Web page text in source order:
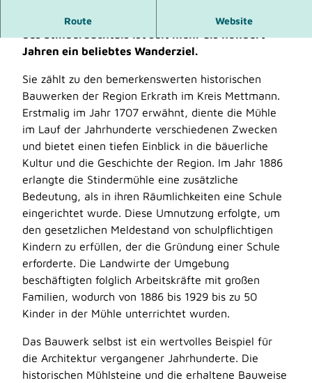
Route Website
Die Stindermühle im Landschaftsschutzgebiet
Jahren ein beliebtes Wanderziel.
Sie zählt zu den bemerkenswerten historischen
Bauwerken der Region Erkrath im Kreis Mettmann.
Erstmalig im Jahr 1707 erwähnt, diente die Mühle
im Lauf der Jahrhunderte verschiedenen Zwecken
und bietet einen tiefen Einblick in die bäuerliche
Kultur und die Geschichte der Region. Im Jahr 1886
erlangte die Stindermühle eine zusätzliche
Bedeutung, als in ihren Räumlichkeiten eine Schule
eingerichtet wurde. Diese Umnutzung erfolgte, um
den gesetzlichen Meldestand von schulpflichtigen
Kindern zu erfüllen, der die Gründung einer Schule
erforderte. Die Landwirte der Umgebung
beschäftigten folglich Arbeitskräfte mit großen
Familien, wodurch von 1886 bis 1929 bis zu 50
Kinder in der Mühle unterrichtet wurden.
Das Bauwerk selbst ist ein wertvolles Beispiel für
die Architektur vergangener Jahrhunderte. Die
historischen Mühlsteine und die erhaltene Bauweise